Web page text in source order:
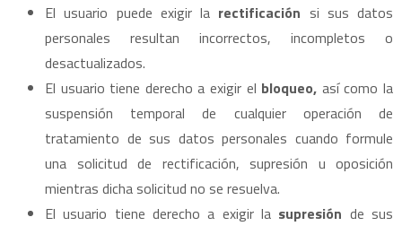
El usuario puede exigir la rectificación si sus datos
personales resultan incorrectos, incompletos o
desactualizados.
El usuario tiene derecho a exigir el bloqueo, así como la
suspensión temporal de cualquier operación de
tratamiento de sus datos personales cuando formule
una solicitud de rectificación, supresión u oposición
mientras dicha solicitud no se resuelva.
El usuario tiene derecho a exigir la supresión de sus